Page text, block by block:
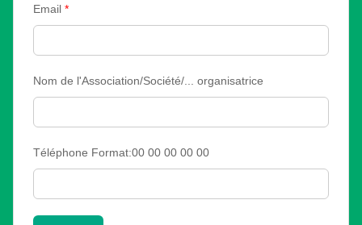
Email *
Nom de l'Association/Société/... organisatrice
Téléphone Format:00 00 00 00 00